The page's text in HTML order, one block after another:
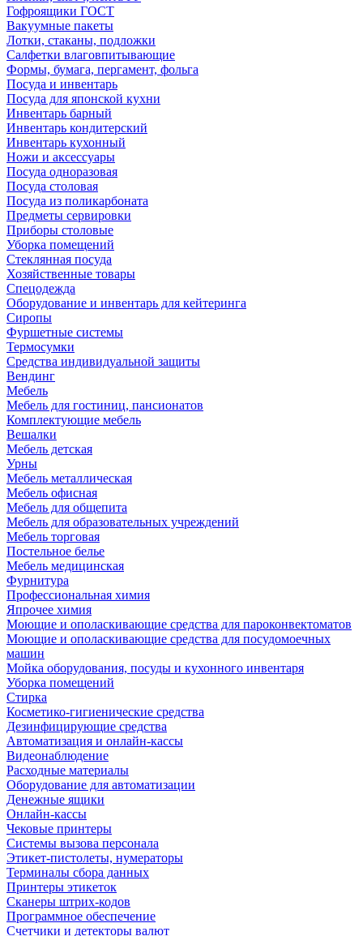
Гофроящики ГОСТ
Вакуумные пакеты
Лотки, стаканы, подложки
Салфетки влаговпитывающие
Формы, бумага, пергамент, фольга
Посуда и инвентарь
Посуда для японской кухни
Инвентарь барный
Инвентарь кондитерский
Инвентарь кухонный
Ножи и аксессуары
Посуда одноразовая
Посуда столовая
Посуда из поликарбоната
Предметы сервировки
Приборы столовые
Уборка помещений
Стеклянная посуда
Хозяйственные товары
Спецодежда
Оборудование и инвентарь для кейтеринга
Сиропы
Фуршетные системы
Термосумки
Средства индивидуальной защиты
Вендинг
Мебель
Мебель для гостиниц, пансионатов
Комплектующие мебель
Вешалки
Мебель детская
Урны
Мебель металлическая
Мебель офисная
Мебель для общепита
Мебель для образовательных учреждений
Мебель торговая
Постельное белье
Мебель медицинская
Фурнитура
Профессиональная химия
Япрочее химия
Моющие и ополаскивающие средства для пароконвектоматов
Моющие и ополаскивающие средства для посудомоечных
машин
Мойка оборудования, посуды и кухонного инвентаря
Уборка помещений
Стирка
Косметико-гигиенические средства
Дезинфицирующие средства
Автоматизация и онлайн-кассы
Видеонаблюдение
Расходные материалы
Оборудование для автоматизации
Денежные ящики
Онлайн-кассы
Чековые принтеры
Системы вызова персонала
Этикет-пистолеты, нумераторы
Терминалы сбора данных
Принтеры этикеток
Сканеры штрих-кодов
Программное обеспечение
Счетчики и детекторы валют